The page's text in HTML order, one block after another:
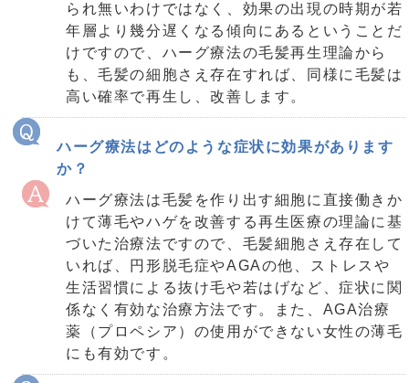
られ無いわけではなく、効果の出現の時期が若
年層より幾分遅くなる傾向にあるということだ
けですので、ハーグ療法の毛髪再生理論から
も、毛髪の細胞さえ存在すれば、同様に毛髪は
高い確率で再生し、改善します。
ハーグ療法はどのような症状に効果があります
か？
ハーグ療法は毛髪を作り出す細胞に直接働きか
けて薄毛やハゲを改善する再生医療の理論に基
づいた治療法ですので、毛髪細胞さえ存在して
いれば、円形脱毛症やAGAの他、ストレスや
生活習慣による抜け毛や若はげなど、症状に関
係なく有効な治療方法です。また、AGA治療
薬（プロペシア）の使用ができない女性の薄毛
にも有効です。